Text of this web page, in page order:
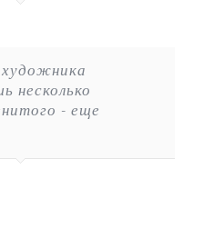
несколько
- еще